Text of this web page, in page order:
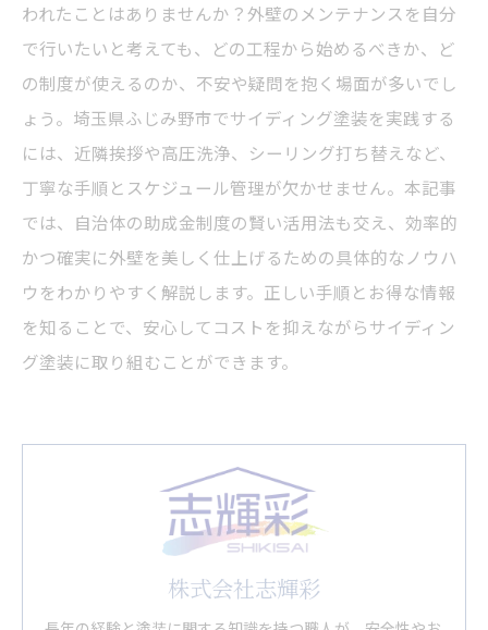
われたことはありませんか？外壁のメンテナンスを自分
で行いたいと考えても、どの工程から始めるべきか、ど
の制度が使えるのか、不安や疑問を抱く場面が多いでし
ょう。埼玉県ふじみ野市でサイディング塗装を実践する
には、近隣挨拶や高圧洗浄、シーリング打ち替えなど、
丁寧な手順とスケジュール管理が欠かせません。本記事
では、自治体の助成金制度の賢い活用法も交え、効率的
かつ確実に外壁を美しく仕上げるための具体的なノウハ
ウをわかりやすく解説します。正しい手順とお得な情報
を知ることで、安心してコストを抑えながらサイディン
グ塗装に取り組むことができます。
株式会社志輝彩